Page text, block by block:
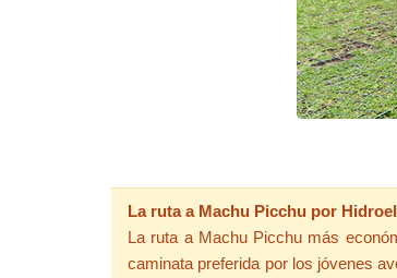
La ruta a Machu Picchu por
La ruta a Machu Picchu más
caminata preferida por los jóvenes